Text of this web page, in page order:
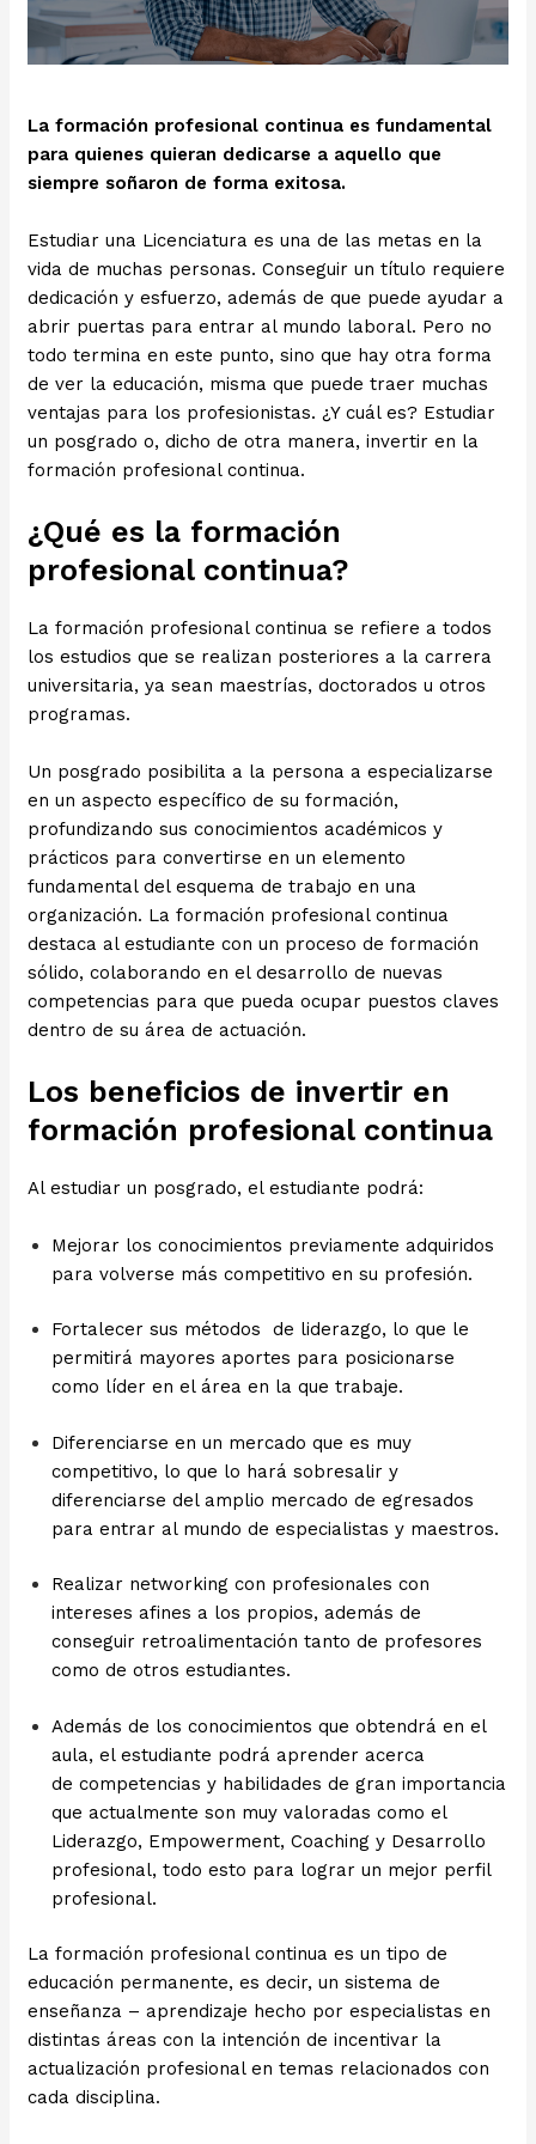
La formación profesional continua es fundamental
para quienes quieran dedicarse a aquello que
siempre soñaron de forma exitosa.
Estudiar una Licenciatura es una de las metas en la
vida de muchas personas. Conseguir un título requiere
dedicación y esfuerzo, además de que puede ayudar a
abrir puertas para entrar al mundo laboral. Pero no
todo termina en este punto, sino que hay otra forma
de ver la educación, misma que puede traer muchas
ventajas para los profesionistas. ¿Y cuál es? Estudiar
un posgrado o, dicho de otra manera, invertir en la
formación profesional continua.
¿Qué es la formación
profesional continua?
La formación profesional continua se refiere a todos
los estudios que se realizan posteriores a la carrera
universitaria, ya sean maestrías, doctorados u otros
programas.
Un posgrado posibilita a la persona a especializarse
en un aspecto específico de su formación,
profundizando sus conocimientos académicos y
prácticos para convertirse en un elemento
fundamental del esquema de trabajo en una
organización. La formación profesional continua
destaca al estudiante con un proceso de formación
sólido, colaborando en el desarrollo de nuevas
competencias para que pueda ocupar puestos claves
dentro de su área de actuación.
Los beneficios de invertir en
formación profesional continua
Al estudiar un posgrado, el estudiante podrá:
Mejorar los conocimientos previamente adquiridos
para volverse más competitivo en su profesión.
Fortalecer sus métodos de liderazgo, lo que le
permitirá mayores aportes para posicionarse
como líder en el área en la que trabaje.
Diferenciarse en un mercado que es muy
competitivo, lo que lo hará sobresalir y
diferenciarse del amplio mercado de egresados
para entrar al mundo de especialistas y maestros.
Realizar networking con profesionales con
intereses afines a los propios, además de
conseguir retroalimentación tanto de profesores
como de otros estudiantes.
Además de los conocimientos que obtendrá en el
aula, el estudiante podrá aprender acerca
de competencias y habilidades de gran importancia
que actualmente son muy valoradas como el
Liderazgo, Empowerment, Coaching y Desarrollo
profesional, todo esto para lograr un mejor perfil
profesional.
La formación profesional continua es un tipo de
educación permanente, es decir, un sistema de
enseñanza – aprendizaje hecho por especialistas en
distintas áreas con la intención de incentivar la
actualización profesional en temas relacionados con
cada disciplina.